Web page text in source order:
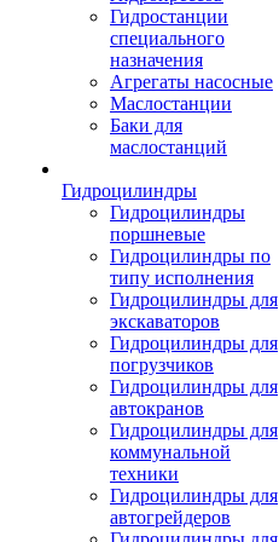
Гидростанции
специального
назначения
Агрегаты насосные
Маслостанции
Баки для
маслостанций
Гидроцилиндры
Гидроцилиндры
поршневые
Гидроцилиндры по
типу исполнения
Гидроцилиндры для
экскаваторов
Гидроцилиндры для
погрузчиков
Гидроцилиндры для
автокранов
Гидроцилиндры для
коммунальной
техники
Гидроцилиндры для
автогрейдеров